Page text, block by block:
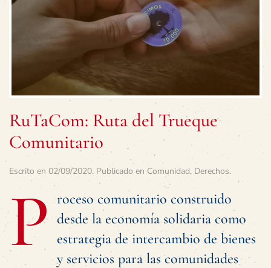
RuTaCom: Ruta del Trueque
Comunitario
Escrito en 02/09/2020. Publicado en Comunidad, Derechos.
P roceso comunitario construido
desde la economía solidaria como
estrategia de intercambio de bienes
y servicios para las comunidades